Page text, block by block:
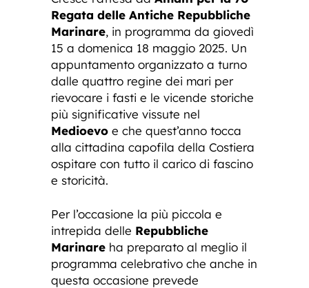
Regata delle Antiche Repubbliche
Marinare, in programma da giovedì
15 a domenica 18 maggio 2025. Un
appuntamento organizzato a turno
dalle quattro regine dei mari per
rievocare i fasti e le vicende storiche
più significative vissute nel
Medioevo e che quest’anno tocca
alla cittadina capofila della Costiera
ospitare con tutto il carico di fascino
e storicità.
Per l’occasione la più piccola e
intrepida delle Repubbliche
Marinare ha preparato al meglio il
programma celebrativo che anche in
questa occasione prevede